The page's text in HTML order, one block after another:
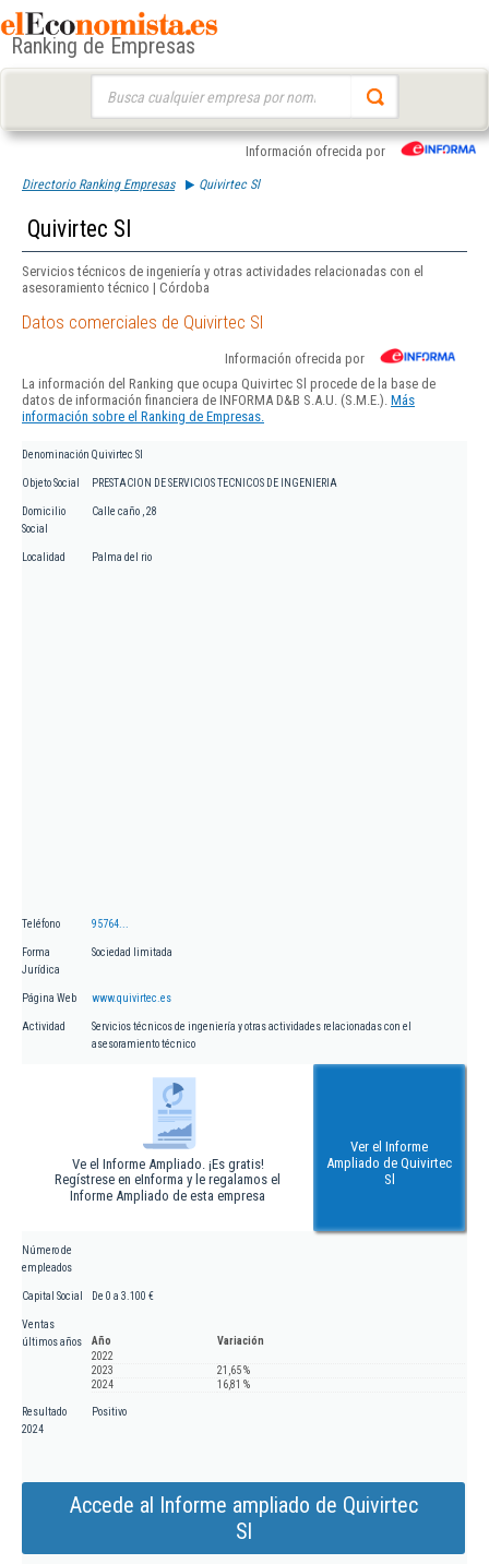
Ranking de Empresas
Información ofrecida por
Directorio Ranking Empresas Quivirtec Sl
Quivirtec Sl
Servicios técnicos de ingeniería y otras actividades relacionadas con el
asesoramiento técnico | Córdoba
Datos comerciales de Quivirtec Sl
Información ofrecida por
La información del Ranking que ocupa Quivirtec Sl procede de la base de
datos de información financiera de INFORMA D&B S.A.U. (S.M.E.). Más
información sobre el Ranking de Empresas.
Denominación Quivirtec Sl
Objeto Social PRESTACION DE SERVICIOS TECNICOS DE INGENIERIA
Domicilio
Social
Calle caño , 28
Localidad Palma del rio
Teléfono 95764...
Forma
Jurídica
Sociedad limitada
Página Web www.quivirtec.es
Actividad
Servicios técnicos de ingeniería y otras actividades relacionadas con el
asesoramiento técnico
Ve el Informe Ampliado. ¡Es gratis!
Regístrese en eInforma y le regalamos el
Informe Ampliado de esta empresa
Ver el Informe
Ampliado de Quivirtec
Sl
Número de
empleados
Capital Social De 0 a 3.100 €
Ventas
últimos años
Año
Variación
2022
2023
21,65 %
2024
16,81 %
Resultado
2024
Positivo
Accede al Informe ampliado de Quivirtec
Sl